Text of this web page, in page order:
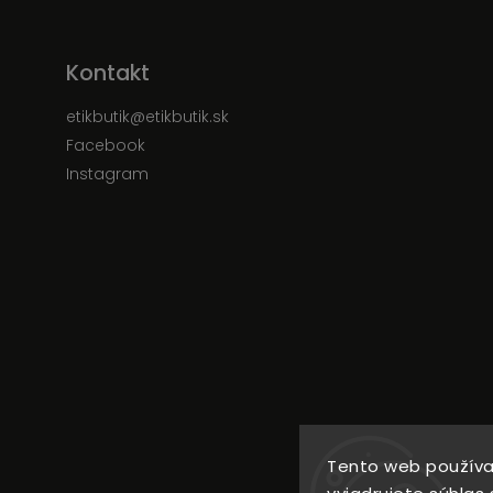
Tento web
Kontakt
etikbutik@etikbutik.sk
Facebook
Instagram